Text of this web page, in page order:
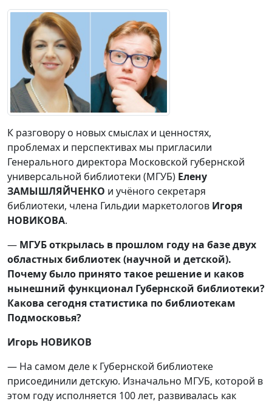
К разговору о новых смыслах и ценностях,
проблемах и перспективах мы пригласили
Генерального директора Московской губернской
универсальной библиотеки (МГУБ) Елену
ЗАМЫШЛЯЙЧЕНКО и учёного секретаря
библиотеки, члена Гильдии маркетологов Игоря
НОВИКОВА.
— МГУБ открылась в прошлом году на базе двух
областных библиотек (научной и детской).
Почему было принято такое решение и каков
нынешний функционал Губернской библиотеки?
Какова сегодня статистика по библиотекам
Подмосковья?
Игорь НОВИКОВ
— На самом деле к Губернской библиотеке
присоединили детскую. Изначально МГУБ, которой в
этом году исполняется 100 лет, развивалась как